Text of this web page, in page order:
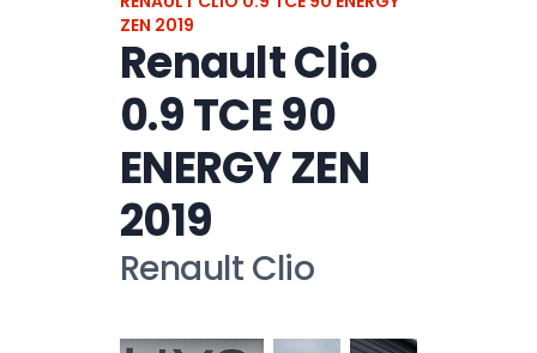
ZEN 2019
Renault Clio
0.9 TCE 90
ENERGY ZEN
2019
Renault Clio